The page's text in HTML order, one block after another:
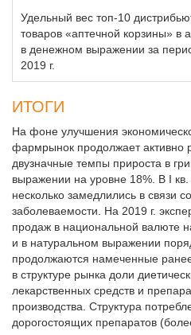
Удельный вес топ-10
товаров «аптечной корзины» в
в денежном выражении за
2019 г.
ИТОГИ
На фоне улучшения
фармрынок продолжает активно
двузначные темпы прироста в
выражении на уровне 18%. В I
несколько замедлились в связи
заболеваемости. На 2019 г.
продаж в национальной валюте
и в натуральном выражении
продолжаются намеченные
в структуре рынка доли
лекарственных средств и
производства. Структура
дорогостоящих препаратов